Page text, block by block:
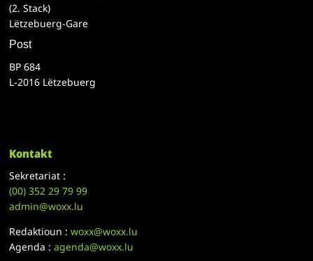
(2. Stack)
Lëtzebuerg-Gare
Post
BP 684
L-2016 Lëtzebuerg
Kontakt
Sekretariat :
(00)352 29 79 99
admin@woxx.lu
Redaktioun :woxx@woxx.lu
Agenda :agenda@woxx.lu